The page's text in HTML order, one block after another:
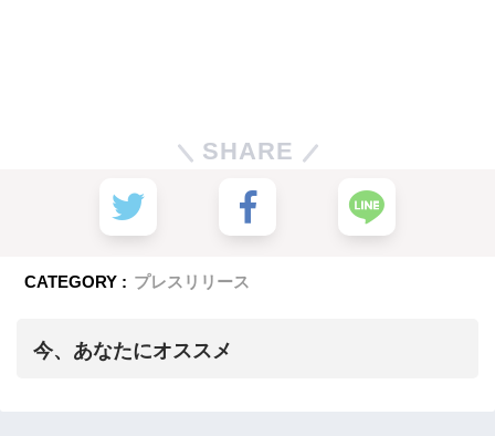
SHARE
CATEGORY : プレスリリース
今、あなたにオススメ